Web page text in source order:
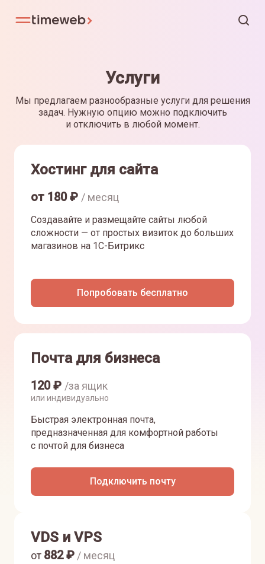
Услуги
Мы предлагаем разнообразные услуги для решения
задач. Нужную опцию можно подключить
и отключить в любой момент.
Хостинг для сайта
от 180₽ / месяц
Создавайте и размещайте сайты любой
сложности — от простых визиток до больших
магазинов на 1С-Битрикс
Попробовать бесплатно
Почта для бизнеса
120₽ /за ящик
или индивидуально
Быстрая электронная почта,
предназначенная для комфортной работы
с почтой для бизнеса
Подключить почту
VDS и VPS
от 882₽ / месяц